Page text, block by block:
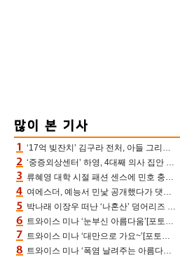
‘17억 빚잔치’ 김구라 전처, 아들 그리는 “나 뿐인데” 친엄마 챙기는 효심 눈길
‘중증외상센터’ 하영, 4대째 의사 집안 인증 “증조부, 고종 황제 진료”(옥문아)[어제TV]
류혜영 대학 시절 패션 센스에 민호 충격 “레몬색 레깅스에 다리 없는 줄”(나혼산)
여에스더, 예능서 민낯 공개했다가 댓글에 충격 “눈 왜 저렇게 처졌냐고”(에스더TV)
박나래 이장우 떠난 ‘나혼산’ 덩어리즈 왔다, 1인 1케이크에 팜유 전현무 충격[어제TV]
트와이스 미나 ‘눈부신 아름다움’[포토엔HD]
트와이스 미나 ‘대만으로 가요~’[포토엔HD]
트와이스 미나 ‘폭염 날려주는 아름다움’[포토엔HD]